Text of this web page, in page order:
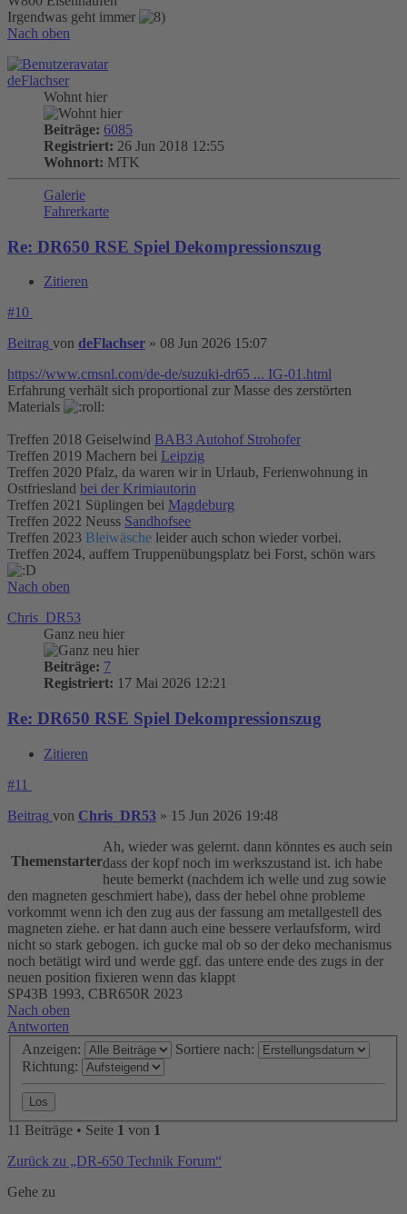
Irgendwas geht immer
Nach oben
deFlachser
Wohnt hier
Beiträge: 6085
Registriert: 26 Jun 2018 12:55
Wohnort: MTK
Galerie
Fahrerkarte
Re: DR650 RSE Spiel Dekompressionszug
Zitieren
#10
Beitrag von deFlachser » 08 Jun 2026 15:07
https://www.cmsnl.com/de-de/suzuki-dr65 ... IG-01.html
Erfahrung verhält sich proportional zur Masse des zerstörten
Materials
Treffen 2018 Geiselwind BAB3 Autohof Strohofer
Treffen 2019 Machern bei Leipzig
Treffen 2020 Pfalz, da waren wir in Urlaub, Ferienwohnung in
Ostfriesland bei der Krimiautorin
Treffen 2021 Süplingen bei Magdeburg
Treffen 2022 Neuss Sandhofsee
Treffen 2023 Bleiwäsche leider auch schon wieder vorbei.
Treffen 2024, auffem Truppenübungsplatz bei Forst, schön wars
Nach oben
Chris_DR53
Ganz neu hier
Beiträge: 7
Registriert: 17 Mai 2026 12:21
Re: DR650 RSE Spiel Dekompressionszug
Zitieren
#11
Beitrag von Chris_DR53 » 15 Jun 2026 19:48
Themenstarter
Ah, wieder was gelernt. dann könntes es auch sein
dass der kopf noch im werkszustand ist. ich habe
heute bemerkt (nachdem ich welle und zug sowie
den magneten geschmiert habe), dass der hebel ohne probleme
vorkommt wenn ich den zug aus der fassung am metallgestell des
magneten ziehe. er hat dann auch eine bessere verlaufsform, wird
nicht so stark gebogen. ich gucke mal ob so der deko mechanismus
noch betätigt wird und werde ggf. das untere ende des zugs in der
neuen position fixieren wenn das klappt
SP43B 1993, CBR650R 2023
Nach oben
Antworten
Anzeigen:
Sortiere nach:
Richtung:
11 Beiträge • Seite 1 von 1
Zurück zu „DR-650 Technik Forum“
Gehe zu